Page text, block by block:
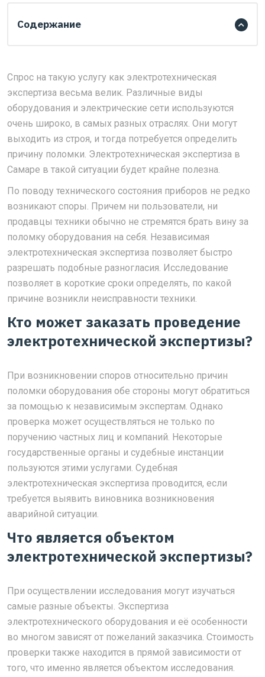
Содержание
Спрос на такую услугу как электротехническая
экспертиза весьма велик. Различные виды
оборудования и электрические сети используются
очень широко, в самых разных отраслях. Они могут
выходить из строя, и тогда потребуется определить
причину поломки. Электротехническая экспертиза в
Самаре в такой ситуации будет крайне полезна.
По поводу технического состояния приборов не редко
возникают споры. Причем ни пользователи, ни
продавцы техники обычно не стремятся брать вину за
поломку оборудования на себя. Независимая
электротехническая экспертиза позволяет быстро
разрешать подобные разногласия. Исследование
позволяет в короткие сроки определять, по какой
причине возникли неисправности техники.
Кто может заказать проведение
электротехнической экспертизы?
При возникновении споров относительно причин
поломки оборудования обе стороны могут обратиться
за помощью к независимым экспертам. Однако
проверка может осуществляться не только по
поручению частных лиц и компаний. Некоторые
государственные органы и судебные инстанции
пользуются этими услугами. Судебная
электротехническая экспертиза проводится, если
требуется выявить виновника возникновения
аварийной ситуации.
Что является объектом
электротехнической экспертизы?
При осуществлении исследования могут изучаться
самые разные объекты. Экспертиза
электротехнического оборудования и её особенности
во многом зависят от пожеланий заказчика. Стоимость
проверки также находится в прямой зависимости от
того, что именно является объектом исследования.